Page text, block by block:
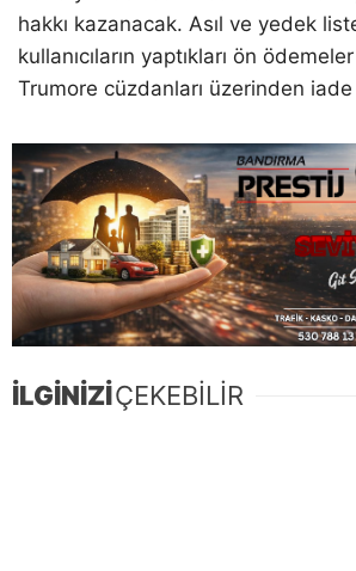
hakkı kazanacak. Asıl ve yedek
kullanıcıların yaptıkları ön
Trumore cüzdanları üzerinden
İLGİNİZİÇEKEBİLİR